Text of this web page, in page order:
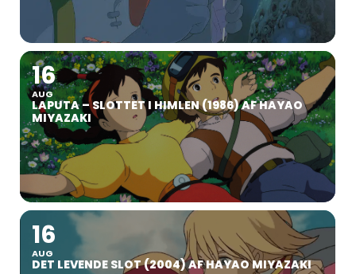
16
AUG
LAPUTA – SLOTTET I HIMLEN (1986) AF HAYAO
MIYAZAKI
16
AUG
DET LEVENDE SLOT (2004) AF HAYAO MIYAZAKI